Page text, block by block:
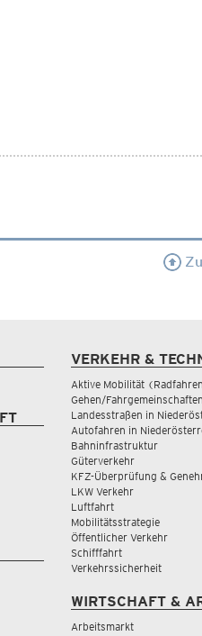
VERKEHR &
Aktive Mobilität
Gehen/
Landesstraßen in
Autofahren in
Bahninfrastruktur
Güterverkehr
KFZ-Überprüfung &
LKW Verkehr
Luftfahrt
Mobilitätsstrategie
Öffentlicher Verkehr
Schifffahrt
Verkehrssicherheit
WIRTSCHAFT &
Arbeitsmarkt